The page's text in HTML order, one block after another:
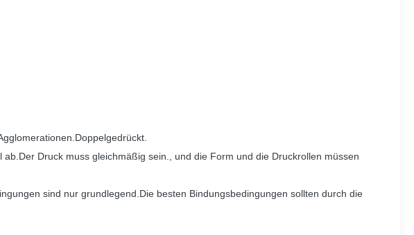
Doppelgedrückt.
Druck muss gleichmäßig sein., und die Form und die Druckrollen müssen
sind nur grundlegend.Die besten Bindungsbedingungen sollten durch die